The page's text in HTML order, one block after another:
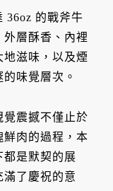
36oz 的戰斧牛
層酥香、內裡
滋味，以及煙
味覺層次。
覺震撼不僅止於
鮮肉的過程，本
都是默契的展
了慶祝的意